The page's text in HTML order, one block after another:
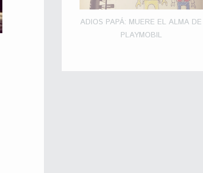
ADIOS PAPÁ: MUERE EL ALMA DE
PLAYMOBIL